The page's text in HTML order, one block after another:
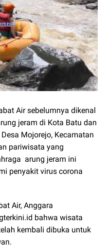
Air sebelumnya dikenal
jeram di Kota Batu dan
Mojorejo, Kecamatan
pariwisata yang
arung jeram ini
penyakit virus corona
Air, Anggara
bahwa wisata
kembali dibuka untuk